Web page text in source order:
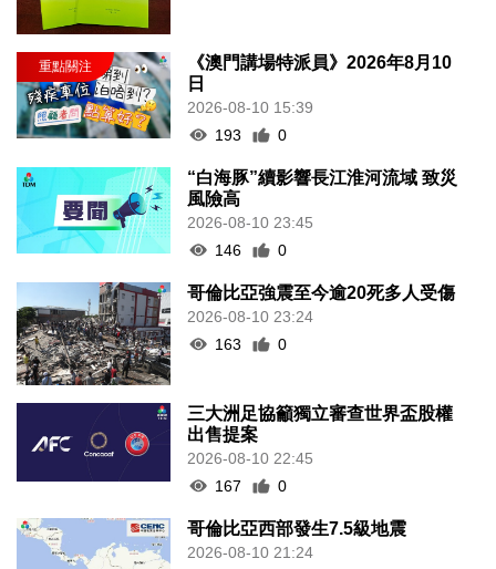
《澳門講場特派員》2026年8月10
日
2026-08-10 15:39
193
0
“白海豚”續影響長江淮河流域 致災
風險高
2026-08-10 23:45
146
0
哥倫比亞強震至今逾20死多人受傷
2026-08-10 23:24
163
0
三大洲足協籲獨立審查世界盃股權
出售提案
2026-08-10 22:45
167
0
哥倫比亞西部發生7.5級地震
2026-08-10 21:24